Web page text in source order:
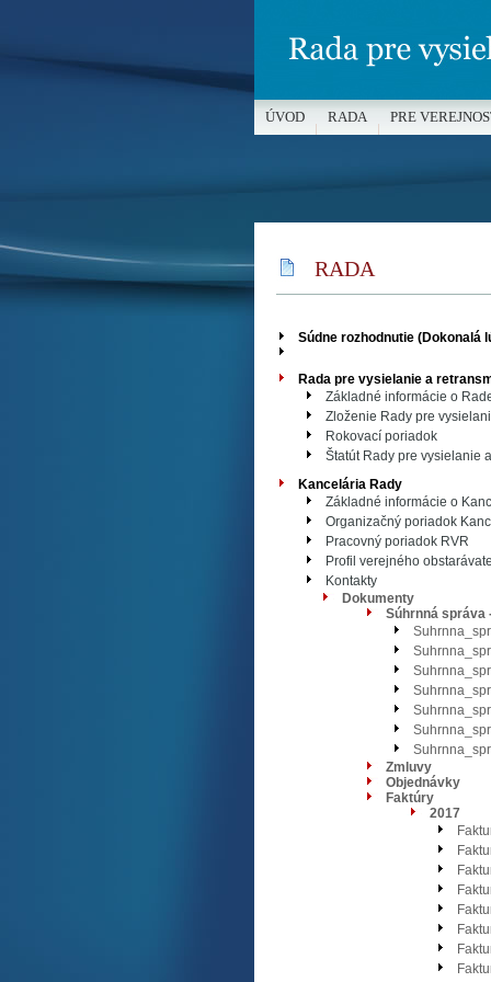
RADA
Súdne rozhodnutie (Dokonalá
Rada pre vysielanie a
Základné informácie o
Zloženie Rady pre
Rokovací poriadok
Štatút Rady pre vysielanie
Kancelária Rady
Základné informácie o
Organizačný poriadok
Pracovný poriadok RVR
Profil verejného
Kontakty
Dokumenty
Súhrnná správa
Zmluvy
Objednávky
Faktúry
2017
ÚVOD RADA PRE